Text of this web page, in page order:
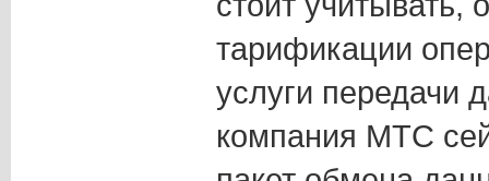
тарификации
услуги передачи
компания МТС